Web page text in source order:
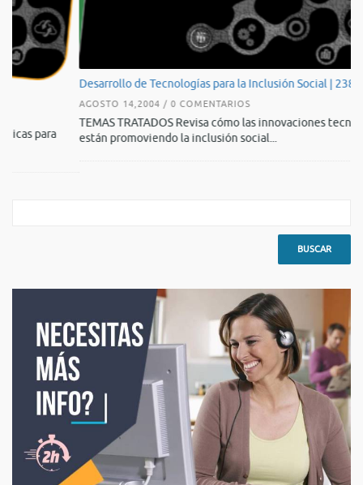
Desarrollo de Tecnologías para la Inclusión Social | 23800 -T
AGOSTO 14,2004 / 0 COMENTARIOS
TEMAS TRATADOS Revisa cómo las innovaciones tecnológicas
están promoviendo la inclusión social...